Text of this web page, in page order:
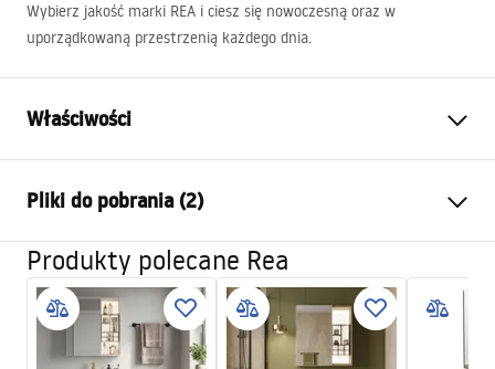
Wybierz jakość marki REA i ciesz się nowoczesną oraz w
uporządkowaną przestrzenią każdego dnia.
Właściwości
Sposób montażu:
Materiał:
Aluminium, Ceramika
sanitarna, Tworzywo sztuczne
Wysokość (mm):
490
mm
Szerokość (mm):
710
mm
Pliki do pobrania (2)
Warunki gwarancji
Warranty_Terms_and_Conditions_-_Furniture_-
_24.pdf
Produkty polecane Rea